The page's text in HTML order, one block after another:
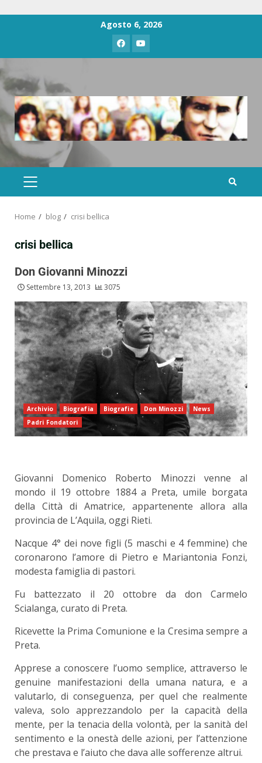
Agosto 6, 2026
Home blog crisi bellica
crisi bellica
Don Giovanni Minozzi
Settembre 13, 2013 3075
Archivio Biografia Biografie Don Minozzi
News
Padri Fondatori
Giovanni Domenico Roberto Minozzi venne al
mondo il 19 ottobre 1884 a Preta, umile borgata
della Città di Amatrice, appartenente allora alla
provincia de L’Aquila, oggi Rieti.
Nacque 4° dei nove figli (5 maschi e 4 femmine) che
coronarono l’amore di Pietro e Mariantonia Fonzi,
modesta famiglia di pastori.
Fu battezzato il 20 ottobre da don Carmelo
Scialanga, curato di Preta.
Ricevette la Prima Comunione e la Cresima sempre a
Preta.
Apprese a conoscere l’uomo semplice, attraverso le
genuine manifestazioni della umana natura, e a
valutarlo, di conseguenza, per quel che realmente
valeva, solo apprezzandolo per la capacità della
mente, per la tenacia della volontà, per la sanità del
sentimento e la onestà delle azioni, per l’attenzione
che prestava e l’aiuto che dava alle sofferenze altrui.